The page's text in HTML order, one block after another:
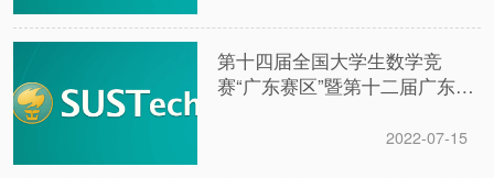
第十四届全国大学生数学竞
赛“广东赛区”暨第十二届广东省
2022-07-15